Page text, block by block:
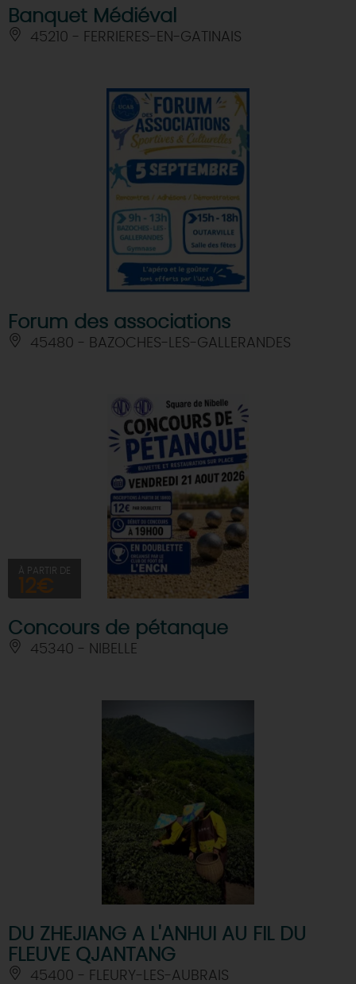
Banquet Médiéval
45210 - FERRIERES-EN-GATINAIS
Forum des associations
45480 - BAZOCHES-LES-GALLERANDES
À PARTIR DE
12€
Concours de pétanque
45340 - NIBELLE
DU ZHEJIANG A L'ANHUI AU FIL DU
FLEUVE QJANTANG
45400 - FLEURY-LES-AUBRAIS